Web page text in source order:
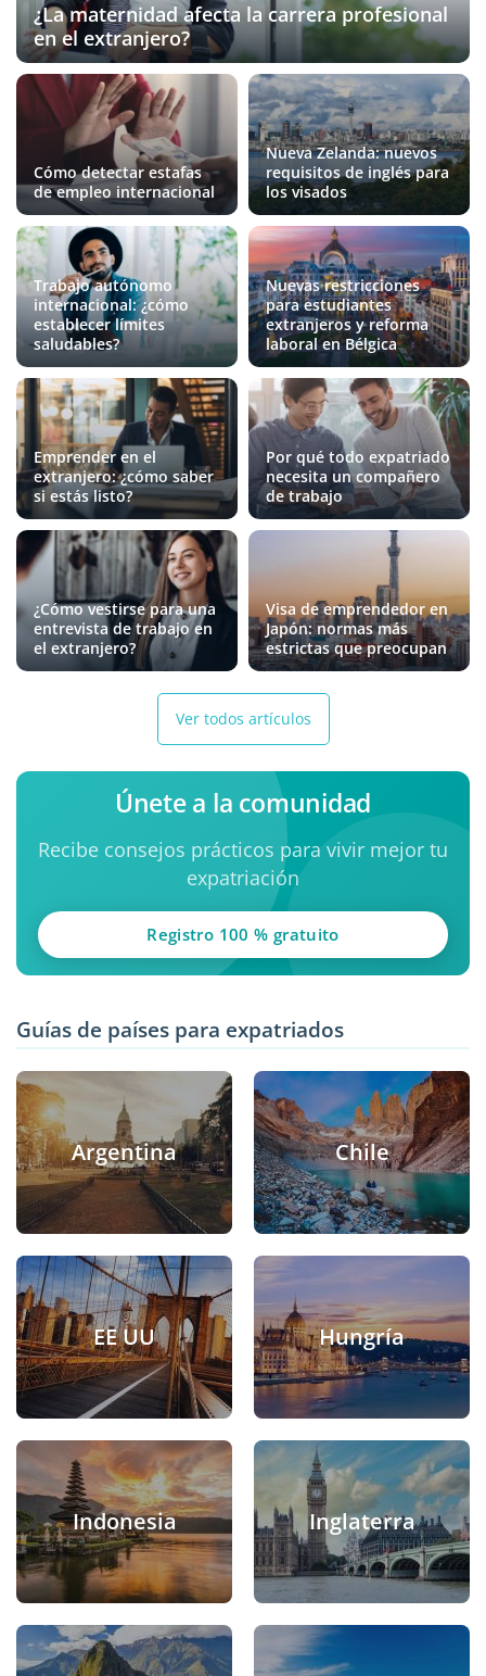
¿La maternidad afecta la carrera profesional
en el extranjero?
Cómo detectar estafas
de empleo internacional
Nueva Zelanda: nuevos
requisitos de inglés para
los visados
Trabajo autónomo
internacional: ¿cómo
establecer límites
saludables?
Nuevas restricciones
para estudiantes
extranjeros y reforma
laboral en Bélgica
Emprender en el
extranjero: ¿cómo saber
si estás listo?
Por qué todo expatriado
necesita un compañero
de trabajo
¿Cómo vestirse para una
entrevista de trabajo en
el extranjero?
Visa de emprendedor en
Japón: normas más
estrictas que preocupan
Ver todos artículos
Únete a la comunidad
Recibe consejos prácticos para vivir mejor tu
expatriación
Registro 100 % gratuito
Guías de países para expatriados
Argentina Chile
EE UU Hungría
Indonesia Inglaterra